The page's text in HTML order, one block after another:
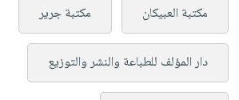
مكتبة العبيكان مكتبة جرير
دار المؤلف للطباعة والنشر والتوزيع